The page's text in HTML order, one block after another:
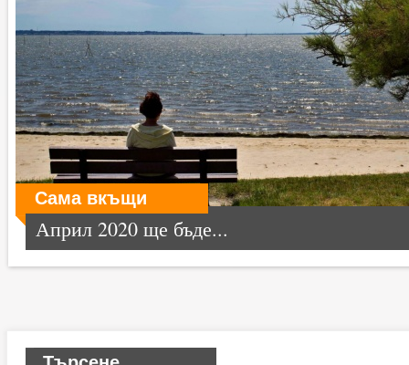
Сама вкъщи
Април 2020 ще бъде...